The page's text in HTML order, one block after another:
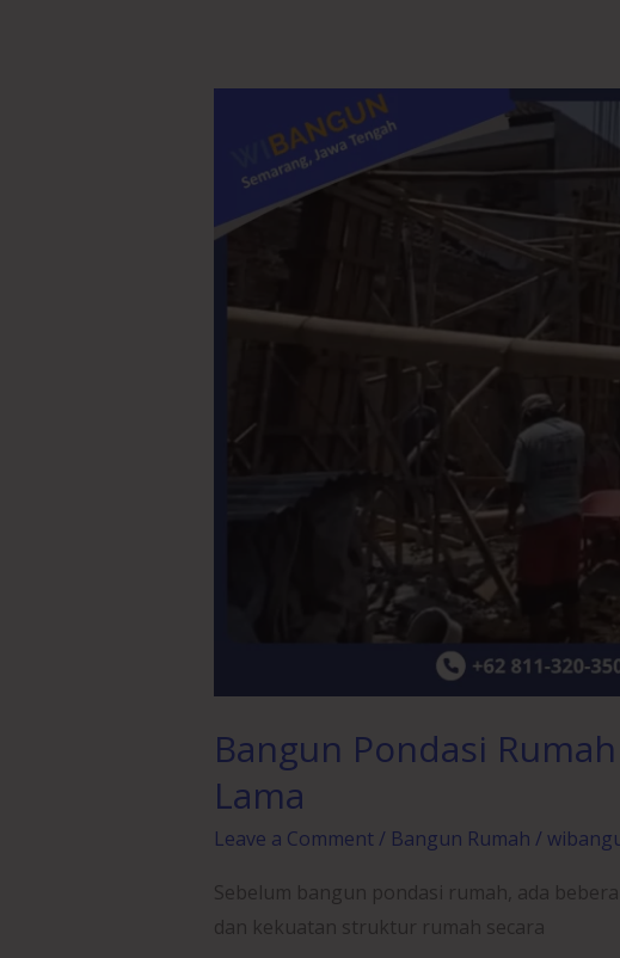
Bangun Pondasi
Lama
Leave a Comment/ Bangun Rumah /
Sebelum bangun pondasi rumah, ada
dan kekuatan struktur rumah secara
Pondasi
Rumah
yang
Kokoh:
Awal